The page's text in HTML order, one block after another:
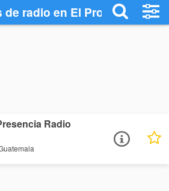
de radio en El Progreso -
Radio